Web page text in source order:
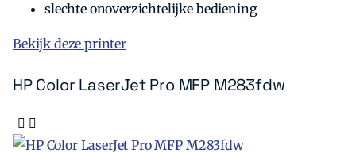
slechte onoverzichtelijke bediening
Bekijk deze printer
HP Color LaserJet Pro MFP M283fdw